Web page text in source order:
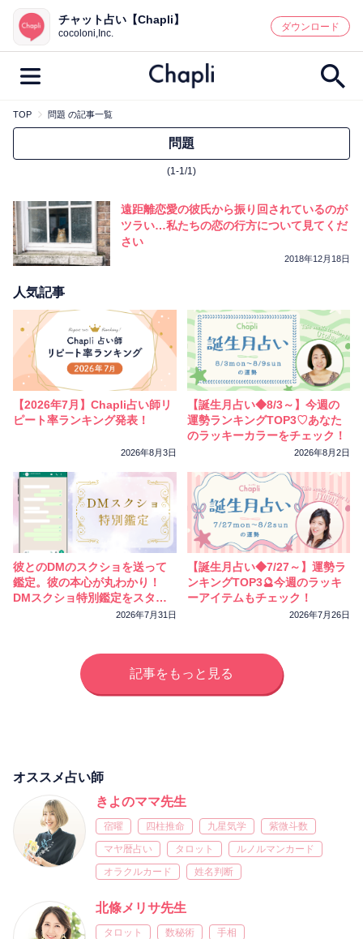
鑑定記事・占い師検索
最新記事一覧
カテゴリー別
鑑定 占い師
彼の気持ち
今週の運勢 彼氏 片思い 結婚
相性 復縁
チャット占い【Chapli】
cocoloni,Inc.
ダウンロード
TOP 問題 の記事一覧
問題
(1-1/1)
遠距離恋愛の彼氏から振り回されているのが
ツラい…私たちの恋の行方について見てくだ
さい
2018年12月18日
人気記事
【2026年7月】Chapli占い師リ
ピート率ランキング発表！
2026年8月3日
【誕生月占い◆8/3～】今週の
運勢ランキングTOP3♡あなた
のラッキーカラーをチェック！
2026年8月2日
彼とのDMのスクショを送って
鑑定。彼の本心が丸わかり！
DMスクショ特別鑑定をスター
2026年7月31日
【誕生月占い◆7/27～】運勢ラ
ンキングTOP3🔮今週のラッキ
ーアイテムもチェック！
2026年7月26日
記事をもっと見る
オススメ占い師
きよのママ先生
宿曜 四柱推命 九星気学
紫微斗数
マヤ暦占い
タロット
ルノルマンカード
オラクルカード
姓名判断
北條メリサ先生
タロット 数秘術
手相